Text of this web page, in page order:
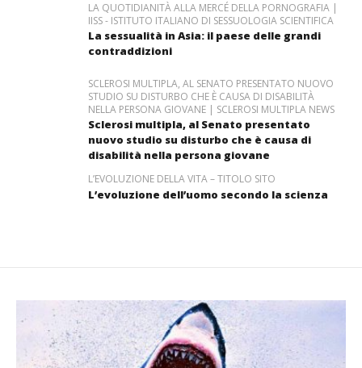
LA QUOTIDIANITÀ ALLA MERCÉ DELLA PORNOGRAFIA |
IISS - ISTITUTO ITALIANO DI SESSUOLOGIA SCIENTIFICA
La sessualità in Asia: il paese delle grandi
contraddizioni
SCLEROSI MULTIPLA, AL SENATO PRESENTATO NUOVO
STUDIO SU DISTURBO CHE È CAUSA DI DISABILITÀ
NELLA PERSONA GIOVANE | SCLEROSI MULTIPLA NEWS
Sclerosi multipla, al Senato presentato
nuovo studio su disturbo che è causa di
disabilità nella persona giovane
L’EVOLUZIONE DELLA VITA – TITOLO SITO
L’evoluzione dell’uomo secondo la scienza